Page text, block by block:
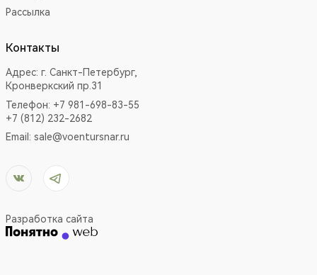
Рассылка
Контакты
Адрес: г. Санкт-Петербург,
Кронверкский пр.31
Телефон: +7 981-698-83-55
+7 (812) 232-2682
Email: sale@voentursnar.ru
Разработка сайта